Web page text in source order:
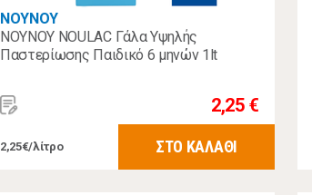
ΝΟΥΝΟΥ
ΝΟΥΝΟΥ NOULAC Γάλα Υψηλής
Παστερίωσης Παιδικό 6 μηνών 1lt
2,25 €
2,25€/λίτρο ΣΤΟ ΚΑΛΑΘΙ